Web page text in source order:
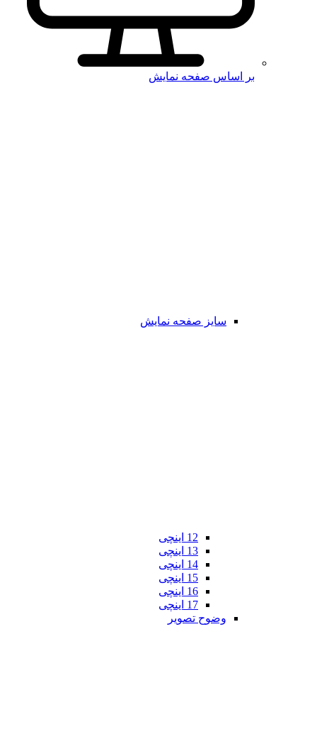
بر اساس صفحه نمایش
سایز صفحه نمایش
12 اینچی
13 اینچی
14 اینچی
15 اینچی
16 اینچی
17 اینچی
وضوح تصویر